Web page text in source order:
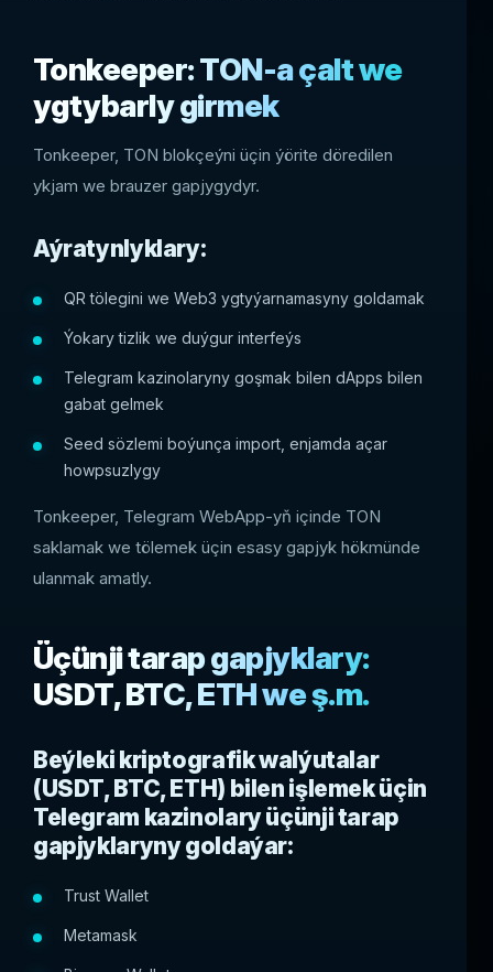
Tonkeeper: TON-a çalt we
ygtybarly girmek
Tonkeeper, TON blokçeýni üçin ýörite döredilen
ykjam we brauzer gapjygydyr.
Aýratynlyklary:
QR tölegini we Web3 ygtyýarnamasyny goldamak
Ýokary tizlik we duýgur interfeýs
Telegram kazinolaryny goşmak bilen dApps bilen
gabat gelmek
Seed sözlemi boýunça import, enjamda açar
howpsuzlygy
Tonkeeper, Telegram WebApp-yň içinde TON
saklamak we tölemek üçin esasy gapjyk hökmünde
ulanmak amatly.
Üçünji tarap gapjyklary:
USDT, BTC, ETH we ş.m.
Beýleki kriptografik walýutalar
(USDT, BTC, ETH) bilen işlemek üçin
Telegram kazinolary üçünji tarap
gapjyklaryny goldaýar:
Trust Wallet
Metamask